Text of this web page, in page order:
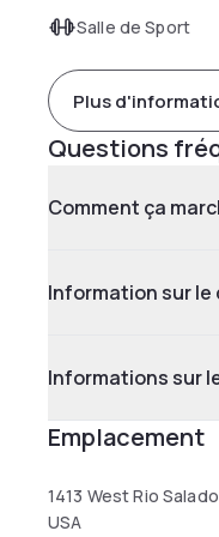
Salle de Sport
Plus
Questions
Comment ça
Information sur le
Informations sur
Emplacement
1413 West Rio
USA